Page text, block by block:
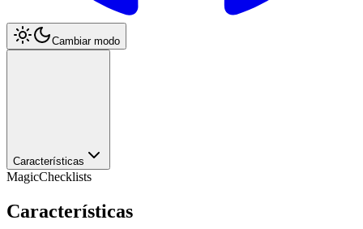
Cambiar modo
Características
MagicChecklists
Características